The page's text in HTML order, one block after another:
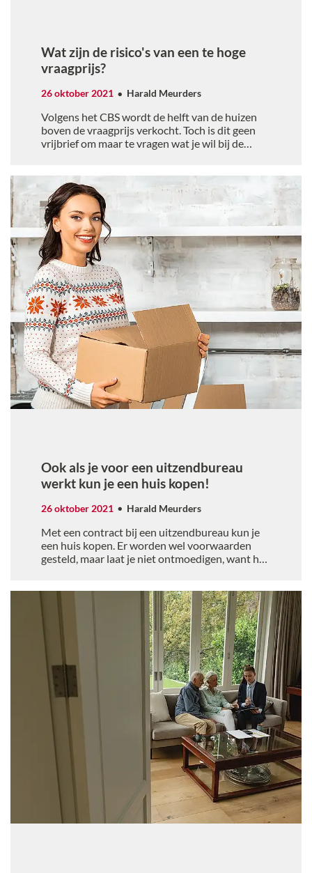
Wat zijn de risico's van een te hoge
vraagprijs?
26 oktober 2021 Harald Meurders
Volgens het CBS wordt de helft van de huizen
boven de vraagprijs verkocht. Toch is dit geen
vrijbrief om maar te vragen wat je wil bij de
Ook als je voor een uitzendbureau
werkt kun je een huis kopen!
26 oktober 2021 Harald Meurders
Met een contract bij een uitzendbureau kun je
een huis kopen. Er worden wel voorwaarden
gesteld, maar laat je niet ontmoedigen, want het